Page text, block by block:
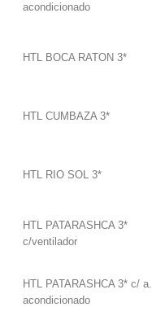
acondicionado
HTL BOCA RATON 3*
HTL CUMBAZA 3*
HTL RIO SOL 3*
HTL PATARASHCA 3*
c/ventilador
HTL PATARASHCA 3* c/ a.
acondicionado